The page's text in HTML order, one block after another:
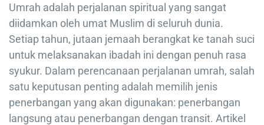
Umrah adalah perjalanan spiritual yang sangat
diidamkan oleh umat Muslim di seluruh dunia.
Setiap tahun, jutaan jemaah berangkat ke tanah suci
untuk melaksanakan ibadah ini dengan penuh rasa
syukur. Dalam perencanaan perjalanan umrah, salah
satu keputusan penting adalah memilih jenis
penerbangan yang akan digunakan: penerbangan
langsung atau penerbangan dengan transit. Artikel